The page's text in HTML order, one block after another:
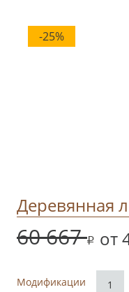
-25%
Деревянная
60 667 от
Модификации 1